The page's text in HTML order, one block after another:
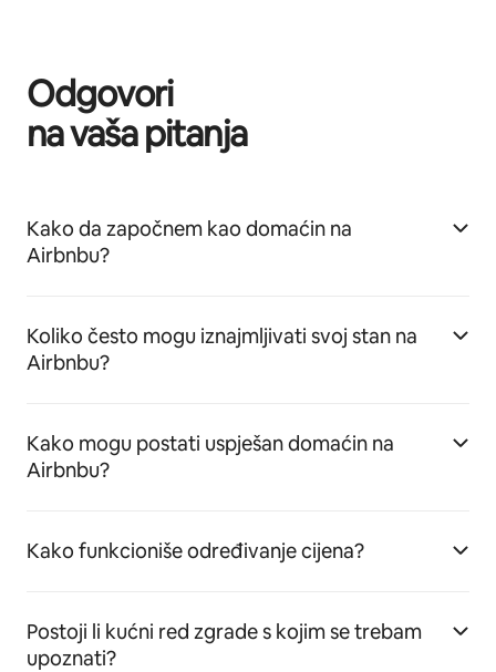
Odgovori
na vaša pitanja
Kako da započnem kao domaćin na
Airbnbu?
Koliko često mogu iznajmljivati svoj stan na
Airbnbu?
Kako mogu postati uspješan domaćin na
Airbnbu?
Kako funkcioniše određivanje cijena?
Postoji li kućni red zgrade s kojim se trebam
upoznati?